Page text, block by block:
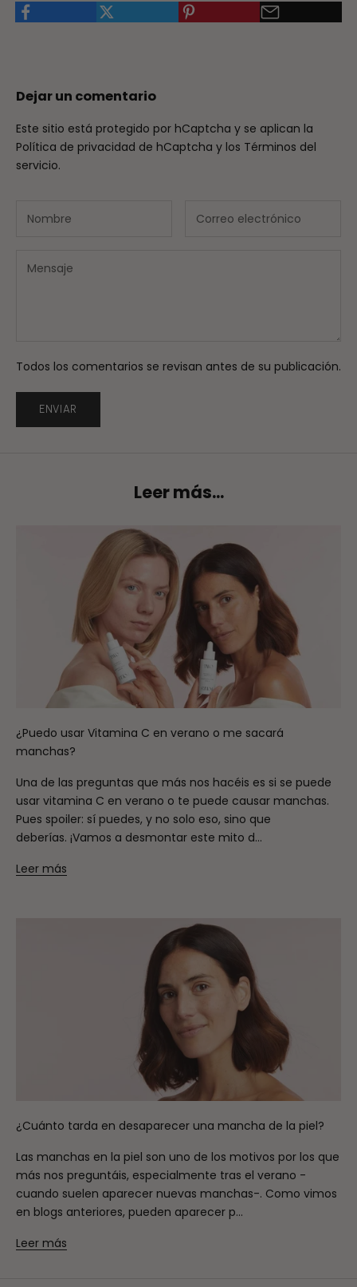
Dejar un comentario
Este sitio está protegido por hCaptcha y se aplican la
Política de privacidad de hCaptcha y los Términos del
servicio.
Todos los comentarios se revisan antes de su publicación.
ENVIAR
Leer más...
¿Puedo usar Vitamina C en verano o me sacará
manchas?
Una de las preguntas que más nos hacéis es si se puede
usar vitamina C en verano o te puede causar manchas.
Pues spoiler: sí puedes, y no solo eso, sino que
deberías. ¡Vamos a desmontar este mito d...
Leer más
¿Cuánto tarda en desaparecer una mancha de la piel?
Las manchas en la piel son uno de los motivos por los que
más nos preguntáis, especialmente tras el verano -
cuando suelen aparecer nuevas manchas-. Como vimos
en blogs anteriores, pueden aparecer p...
Leer más